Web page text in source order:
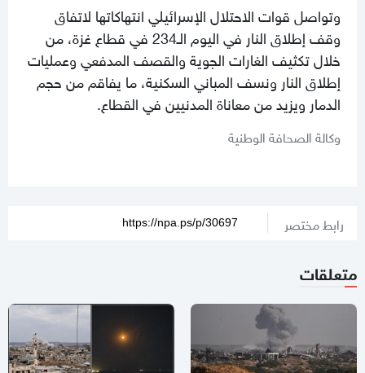
وتواصل قوات الاحتلال الإسرائيلي انتهاكاتها لاتفاق
وقف إطلاق النار في اليوم الـ234 في قطاع غزة، من
خلال تكثيف الغارات الجوية والقصف المدفعي وعمليات
إطلاق النار ونسف المباني السكنية، ما يفاقم من حجم
الدمار ويزيد من معاناة المدنيين في القطاع.
وكالة الصحافة الوطنية
رابط مختصر
متعلقات